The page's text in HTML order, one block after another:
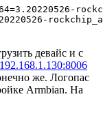
девайс и с
же. Логопас
Armbian. На